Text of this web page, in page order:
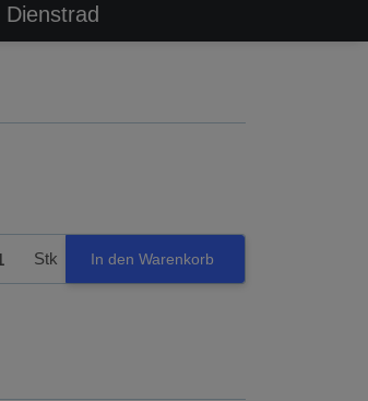
Dienstrad
Stk In den Warenkorb